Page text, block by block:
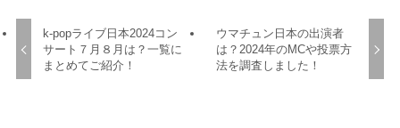
k-popライブ日本2024コン
サート７月８月は？一覧に
まとめてご紹介！
ウマチュン日本の出演者
は？2024年のMCや投票方
法を調査しました！